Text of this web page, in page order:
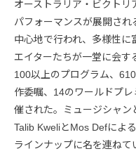
オーストラリア・ビクトリ
パフォーマンスが展開され
中心地で行われ、多様性に
エイターたちが一堂に会す
100以上のプログラム、
作委嘱、14のワールドプ
催された。ミュージシャン
Talib KweliとMos Defによ
ラインナップに名を連ねて